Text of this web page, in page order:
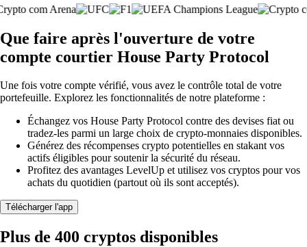
Que faire après l'ouverture de votre
compte courtier House Party Protocol
Une fois votre compte vérifié, vous avez le contrôle total de votre
portefeuille. Explorez les fonctionnalités de notre plateforme :
Échangez vos House Party Protocol contre des devises fiat ou
tradez-les parmi un large choix de crypto-monnaies disponibles.
Générez des récompenses crypto potentielles en stakant vos
actifs éligibles pour soutenir la sécurité du réseau.
Profitez des avantages LevelUp et utilisez vos cryptos pour vos
achats du quotidien (partout où ils sont acceptés).
Télécharger l'app
Plus de 400 cryptos disponibles